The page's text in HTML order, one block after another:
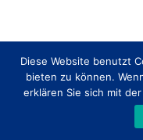
Diese Website benutzt
bieten zu können.
erklären Sie sich mit